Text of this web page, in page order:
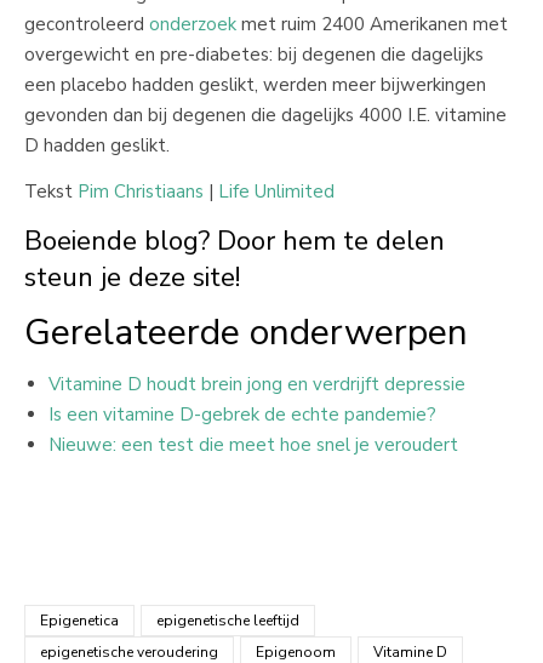
gecontroleerd onderzoek met ruim 2400 Amerikanen met
overgewicht en pre-diabetes: bij degenen die dagelijks
een placebo hadden geslikt, werden meer bijwerkingen
gevonden dan bij degenen die dagelijks 4000 I.E. vitamine
D hadden geslikt.
Tekst Pim Christiaans | Life Unlimited
Boeiende blog? Door hem te delen
steun je deze site!
Gerelateerde onderwerpen
Vitamine D houdt brein jong en verdrijft depressie
Is een vitamine D-gebrek de echte pandemie?
Nieuwe: een test die meet hoe snel je veroudert
Epigenetica
epigenetische leeftijd
epigenetische veroudering
Epigenoom Vitamine D